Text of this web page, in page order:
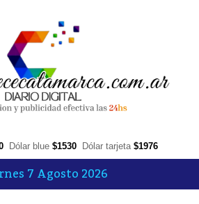
Dólar blue $1530 Dólar tarjeta $1976
7 Agosto 2026